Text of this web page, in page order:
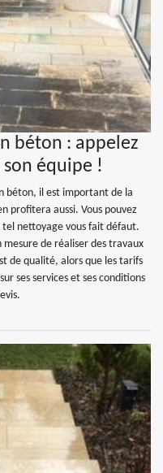
béton : appelez
son équipe !
béton, il est important de la
profitera aussi. Vous pouvez
tel nettoyage vous fait défaut.
mesure de réaliser des travaux
de qualité, alors que les tarifs
ses services et ses conditions